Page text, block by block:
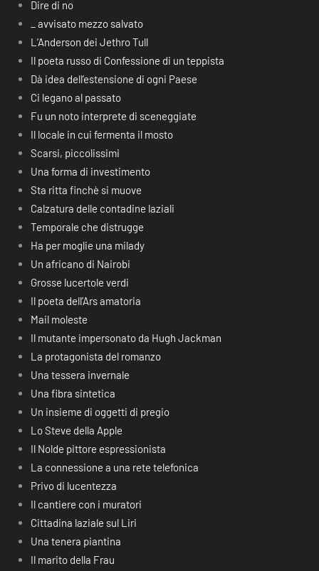
Dire di no
_ avvisato mezzo salvato
L’Anderson dei Jethro Tull
Il poeta russo di Confessione di un teppista
Dà idea dell’estensione di ogni Paese
Ci legano al passato
Fu un noto interprete di sceneggiate
Il locale in cui fermenta il mosto
Scarsi, piccolissimi
Una forma di investimento
Sta ritta finchè si muove
Calzatura delle contadine laziali
Temporale che distrugge
Ha per moglie una milady
Un africano di Nairobi
Grosse lucertole verdi
Il poeta dell’Ars amatoria
Mail moleste
Il mutante impersonato da Hugh Jackman
La protagonista del romanzo
Una tessera invernale
Una fibra sintetica
Un insieme di oggetti di pregio
Lo Steve della Apple
Il Nolde pittore espressionista
La connessione a una rete telefonica
Privo di lucentezza
Il cantiere con i muratori
Cittadina laziale sul Liri
Una tenera piantina
Il marito della Frau